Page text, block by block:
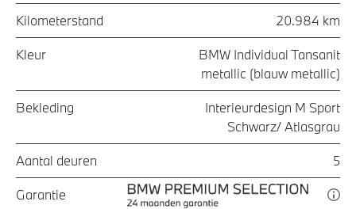
Kilometerstand 20.984 km
Kleur
BMW Individual Tansanit
metallic (blauw metallic)
Bekleding
Interieurdesign M Sport
Schwarz/ Atlasgrau
Aantal deuren 5
Garantie